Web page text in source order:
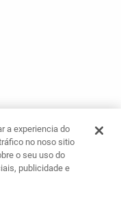
a experiencia do
no noso sitio
o seu uso do
publicidade e